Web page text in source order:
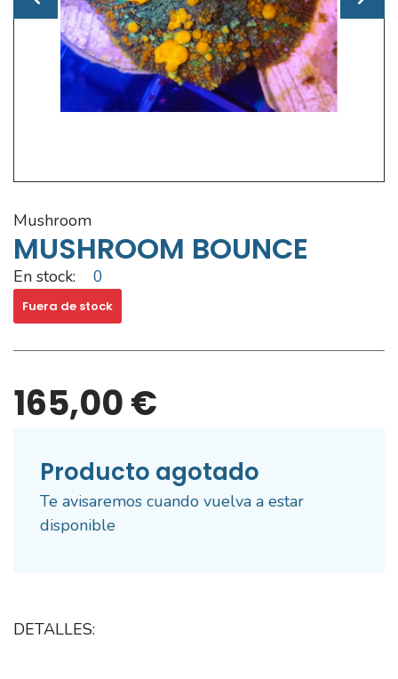
mushroom
MUSHROOM BOUNCE
En stock: 0
Fuera de stock
165,00 €
Producto agotado
Te avisaremos cuando vuelva a estar
disponible
DETALLES: